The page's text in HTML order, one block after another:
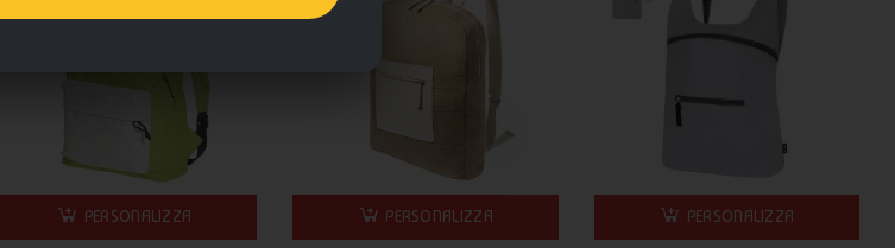
PERSONALIZZA PERSONALIZZA PERSONALIZZA